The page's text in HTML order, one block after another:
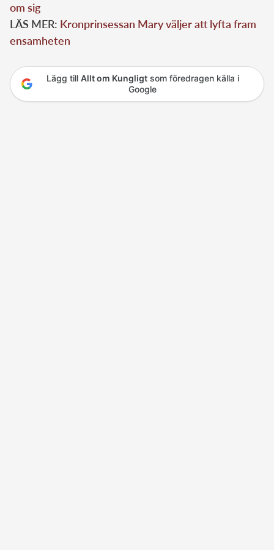
om sig
LÄS MER: Kronprinsessan Mary väljer att lyfta fram
ensamheten
Lägg till Allt om Kungligtsom föredragen källa i
Google